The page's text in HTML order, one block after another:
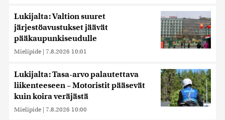
Lukijalta: Valtion suuret
järjestöavustukset jäävät
pääkaupunkiseudulle
Mielipide | 7.8.2026 10:01
Lukijalta: Tasa-arvo palautettava
liikenteeseen – Motoristit pääsevät
kuin koira veräjästä
Mielipide | 7.8.2026 10:00